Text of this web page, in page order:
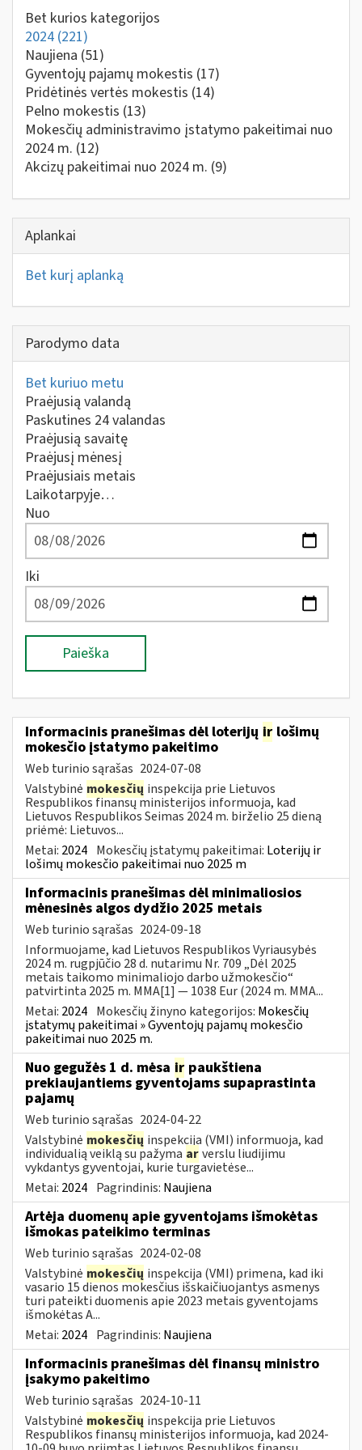
Bet kurios kategorijos
2024 (221)
Naujiena (51)
Gyventojų pajamų mokestis (17)
Pridėtinės vertės mokestis (14)
Pelno mokestis (13)
Mokesčių administravimo įstatymo pakeitimai nuo
2024 m. (12)
Akcizų pakeitimai nuo 2024 m. (9)
Aplankai
Bet kurį aplanką
Parodymo data
Bet kuriuo metu
Praėjusią valandą
Paskutines 24 valandas
Praėjusią savaitę
Praėjusį mėnesį
Praėjusiais metais
Laikotarpyje…
Nuo
Iki
Paieška
Informacinis pranešimas dėl loterijų ir lošimų
mokesčio įstatymo pakeitimo
Web turinio sąrašas 2024-07-08
Valstybinė mokesčių inspekcija prie Lietuvos
Respublikos finansų ministerijos informuoja, kad
Lietuvos Respublikos Seimas 2024 m. birželio 25 dieną
priėmė: Lietuvos...
Metai: 2024 Mokesčių įstatymų pakeitimai: Loterijų ir
lošimų mokesčio pakeitimai nuo 2025 m
Informacinis pranešimas dėl minimaliosios
mėnesinės algos dydžio 2025 metais
Web turinio sąrašas 2024-09-18
Informuojame, kad Lietuvos Respublikos Vyriausybės
2024 m. rugpjūčio 28 d. nutarimu Nr. 709 „Dėl 2025
metais taikomo minimaliojo darbo užmokesčio“
patvirtinta 2025 m. MMA[1] — 1038 Eur (2024 m. MMA...
Metai: 2024 Mokesčių žinyno kategorijos: Mokesčių
įstatymų pakeitimai » Gyventojų pajamų mokesčio
pakeitimai nuo 2025 m.
Nuo gegužės 1 d. mėsa ir paukštiena
prekiaujantiems gyventojams supaprastinta
pajamų
Web turinio sąrašas 2024-04-22
Valstybinė mokesčių inspekcija (VMI) informuoja, kad
individualią veiklą su pažyma arverslu liudijimu
vykdantys gyventojai, kurie turgavietėse...
Metai: 2024 Pagrindinis: Naujiena
Artėja duomenų apie gyventojams išmokėtas
išmokas pateikimo terminas
Web turinio sąrašas 2024-02-08
Valstybinė mokesčių inspekcija (VMI) primena, kad iki
vasario 15 dienos mokesčius išskaičiuojantys asmenys
turi pateikti duomenis apie 2023 metais gyventojams
išmokėtas A...
Metai: 2024 Pagrindinis: Naujiena
Informacinis pranešimas dėl finansų ministro
įsakymo pakeitimo
Web turinio sąrašas 2024-10-11
Valstybinė mokesčių inspekcija prie Lietuvos
Respublikos finansų ministerijos informuoja, kad 2024-